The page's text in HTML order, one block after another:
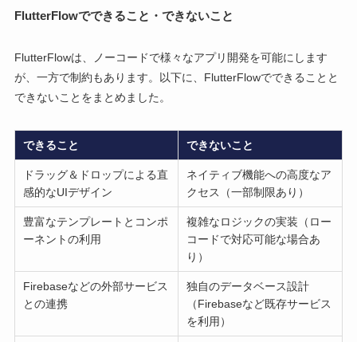
FlutterFlowでできること・できないこと
FlutterFlowは、ノーコードで様々なアプリ開発を可能にします
が、一方で制約もあります。以下に、FlutterFlowでできることと
できないことをまとめました。
できること できないこと
ドラッグ＆ドロップによる直
感的なUIデザイン
ネイティブ機能への高度なア
クセス（一部制限あり）
豊富なテンプレートとコンポ
ーネントの利用
複雑なロジックの実装（ロー
コードで対応可能な場合あ
り）
Firebaseなどの外部サービス
との連携
独自のデータベース設計
（Firebaseなど既存サービス
を利用）